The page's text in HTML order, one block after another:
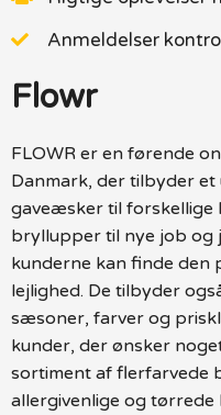
Anmeldelser
Flowr
FLOWR er en førende
Danmark, der tilbyder
gaveæsker til forskellige
bryllupper til nye job og
kunderne kan finde den
lejlighed. De tilbyder
sæsoner, farver og
kunder, der ønsker
sortiment af flerfarvede
allergivenlige og tørrede